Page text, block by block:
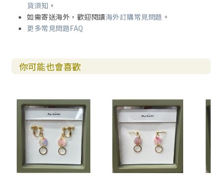
貨須知 。
如需寄送海外，歡迎閱讀海外訂購常見問題 。
更多常見問題FAQ
你可能也會喜歡